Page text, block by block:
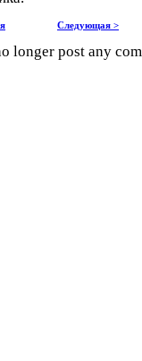
Следующая >
longer post any